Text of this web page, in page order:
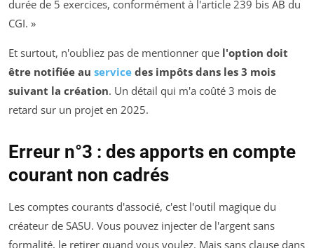
durée de 5 exercices, conformément à l'article 239 bis AB du
CGI. »
Et surtout, n'oubliez pas de mentionner que l'option doit
être notifiée au service des impôts dans les 3 mois
suivant la création. Un détail qui m'a coûté 3 mois de
retard sur un projet en 2025.
Erreur n°3 : des apports en compte
courant non cadrés
Les comptes courants d'associé, c'est l'outil magique du
créateur de SASU. Vous pouvez injecter de l'argent sans
formalité, le retirer quand vous voulez. Mais sans clause dans